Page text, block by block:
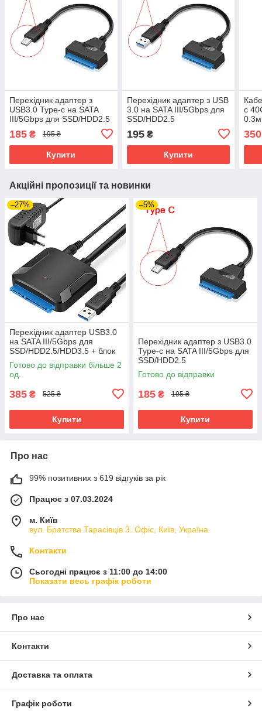
Перехідник адаптер з
USB3.0 Type-c на SATA
III/5Gbps для SSD/HDD2.5
185 ₴ 195 ₴
Купити
Перехідник адаптер з USB
3.0 на SATA III/5Gbps для
SSD/HDD2.5
195₴
Купити
c
0.3м
350
Акційні пропозиції та новинки
–27%
Перехідник адаптер USB3.0
на SATA III/5Gbps для
SSD/HDD2.5/HDD3.5 + блок
живлення
Готово до відправки більше 2
од.
385 ₴ 525 ₴
Купити
–5%
Перехідник адаптер з USB3.0
Type-c на SATA III/5Gbps для
SSD/HDD2.5
Готово до відправки
185 ₴ 195 ₴
Купити
Про нас
99% позитивних з 619 відгуків за рік
Працює з 07.03.2024
м. Київ
вул. Братства Тарасівців 3. Офіс, Київ, Україна
Контакти
Сьогодні працює з 11:00 до 14:00
Показати весь графік роботи
Про нас
Контакти
Доставка та оплата
Графік роботи